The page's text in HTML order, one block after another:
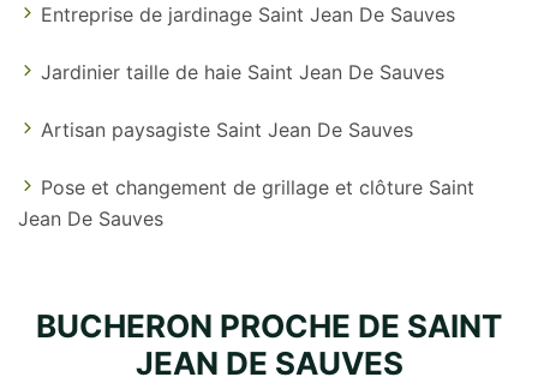
Entreprise de jardinage Saint Jean De Sauves
Jardinier taille de haie Saint Jean De Sauves
Artisan paysagiste Saint Jean De Sauves
Pose et changement de grillage et clôture Saint
Jean De Sauves
BUCHERON PROCHE DE SAINT
JEAN DE SAUVES